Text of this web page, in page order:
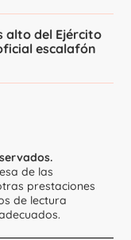
alto del Ejército
escalafón
de las
prestaciones
de lectura